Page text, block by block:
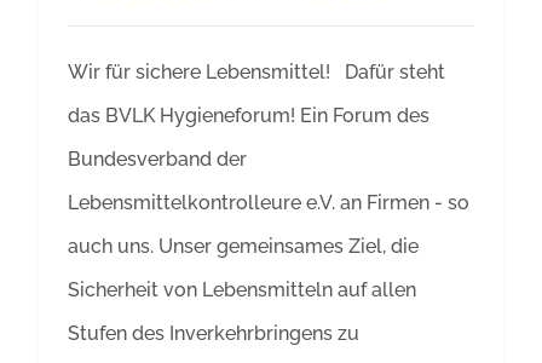
Wir für sichere Lebensmittel! Dafür steht
das BVLK Hygieneforum! Ein Forum des
Bundesverband der
Lebensmittelkontrolleure e.V. an Firmen - so
auch uns. Unser gemeinsames Ziel, die
Sicherheit von Lebensmitteln auf allen
Stufen des Inverkehrbringens zu